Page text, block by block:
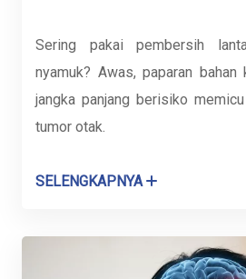
Sering pakai pembersih
nyamuk? Awas, paparan bahan
jangka panjang berisiko
tumor otak.
SELENGKAPNYA